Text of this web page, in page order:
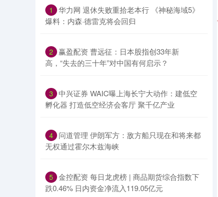
1
​华力网 退休失败重拾老本行 《神秘海域5》
爆料：内森·德雷克将会回归
2
​赢盈配资 曹远征：日本股指创33年新
高，“失去的三十年”对中国有何启示？
3 ​中兴证券 WAIC曝上海长宁大动作：建低空
孵化器 打造低空经济会客厅 聚千亿产业
4 ​问道管理 伊朗军方：敌方船只现在和将来都
无权通过霍尔木兹海峡
5 ​金控配资 每日龙虎榜 | 商品期货综合指数下
跌0.46% 日内资金净流入119.05亿元